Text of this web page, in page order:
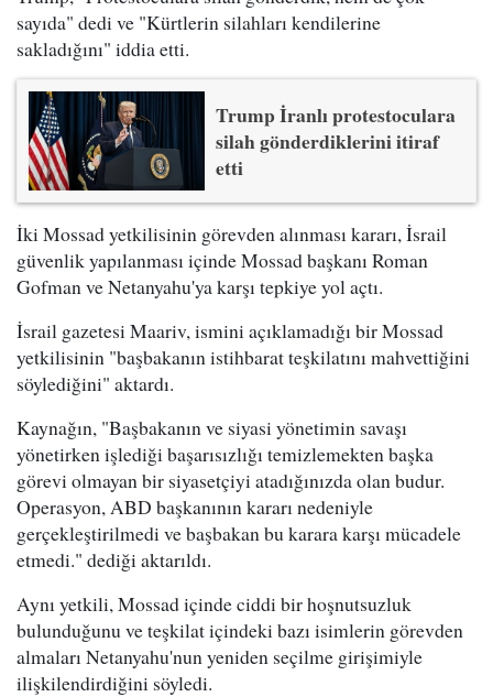
sayıda" dedi ve "Kürtlerin silahları kendilerine
sakladığını" iddia etti.
Trump İranlı protestoculara
silah gönderdiklerini itiraf
etti
İki Mossad yetkilisinin görevden alınması kararı, İsrail
güvenlik yapılanması içinde Mossad başkanı Roman
Gofman ve Netanyahu'ya karşı tepkiye yol açtı.
İsrail gazetesi Maariv, ismini açıklamadığı bir Mossad
yetkilisinin "başbakanın istihbarat teşkilatını mahvettiğini
söylediğini" aktardı.
Kaynağın, "Başbakanın ve siyasi yönetimin savaşı
yönetirken işlediği başarısızlığı temizlemekten başka
görevi olmayan bir siyasetçiyi atadığınızda olan budur.
Operasyon, ABD başkanının kararı nedeniyle
gerçekleştirilmedi ve başbakan bu karara karşı mücadele
etmedi." dediği aktarıldı.
Aynı yetkili, Mossad içinde ciddi bir hoşnutsuzluk
bulunduğunu ve teşkilat içindeki bazı isimlerin görevden
almaları Netanyahu'nun yeniden seçilme girişimiyle
ilişkilendirdiğini söyledi.